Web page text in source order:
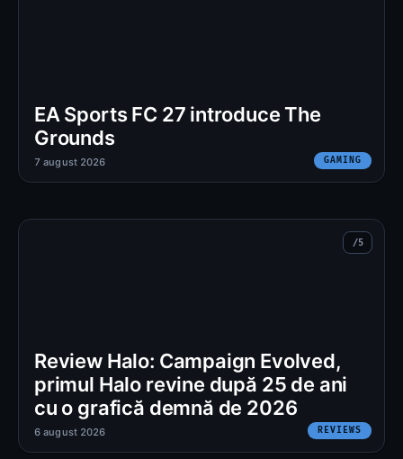
EA Sports FC 27 introduce The
Grounds
GAMING
7 august 2026
Review Halo: Campaign Evolved,
primul Halo revine după 25 de ani
cu o grafică demnă de 2026
REVIEWS
6 august 2026